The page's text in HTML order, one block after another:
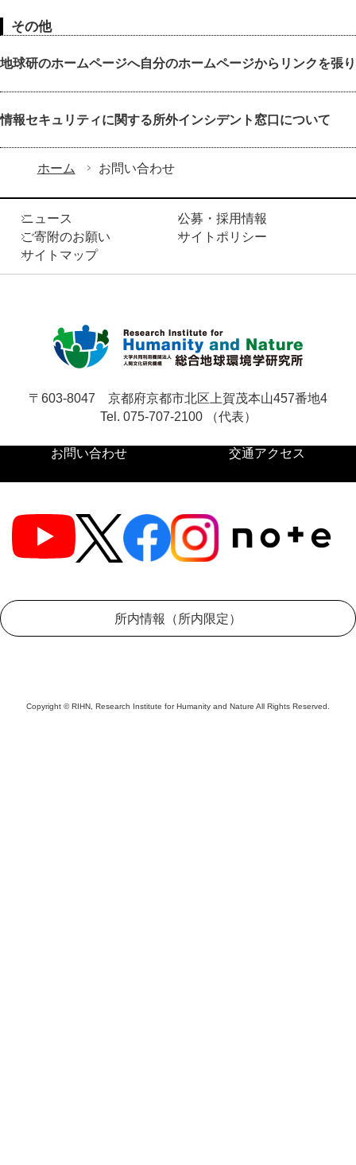
その他
地球研のホームページへ自分のホームページからリンクを張
情報セキュリティに関する所外インシデント窓口について
ホーム お問い合わせ
ニュース
公募・採用情報
ご寄附のお願い
サイトポリシー
サイトマップ
〒603-8047 京都府京都市北区上賀茂本山457番地4
Tel. 075-707-2100 （代表）
お問い合わせ 交通アクセス
所内情報（所内限定）
Copyright © RIHN, Research Institute for Humanity and Nature All Rights Reserved.